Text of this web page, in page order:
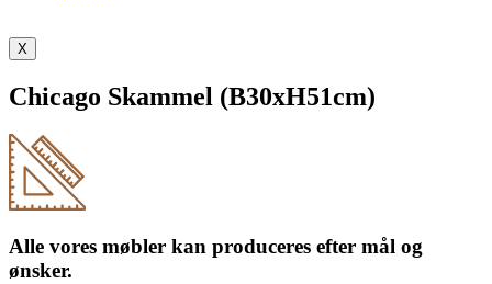
X
Chicago Skammel (B30xH51cm)
Alle vores møbler kan produceres efter mål og
ønsker.